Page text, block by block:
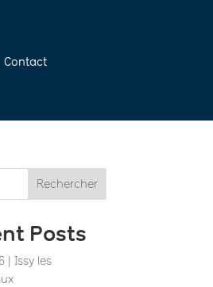
Contact
Rechercher
Posts
| Issy les